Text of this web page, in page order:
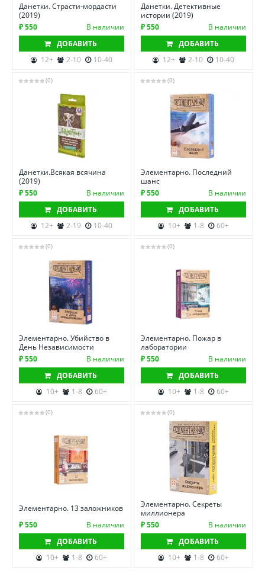
Данетки. Cтрасти-мордасти
(2019)
₽ 550
В наличии
ДОБАВИТЬ
12+
2-10 10-40
Данетки. Детективные
истории (2019)
₽ 550
В наличии
ДОБАВИТЬ
12+
2-10 10-40
(0)
Данетки.Всякая всячина
(2019)
₽ 550
В наличии
ДОБАВИТЬ
12+
2-19 10-40
(0)
Элементарно. Последний
шанс
₽ 550
В наличии
ДОБАВИТЬ
10+
1-8 60+
(0)
Элементарно. Убийство в
День Независимости
₽ 550
В наличии
ДОБАВИТЬ
10+
1-8 60+
(0)
Элементарно. Пожар в
лаборатории
₽ 550
В наличии
ДОБАВИТЬ
10+
1-8 60+
(0)
Элементарно. 13 заложников
₽ 550
В наличии
ДОБАВИТЬ
10+
1-8 60+
(0)
Элементарно. Секреты
миллионера
₽ 550
В наличии
ДОБАВИТЬ
10+
1-8 60+